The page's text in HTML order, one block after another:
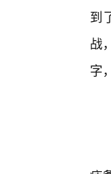
到
战
字